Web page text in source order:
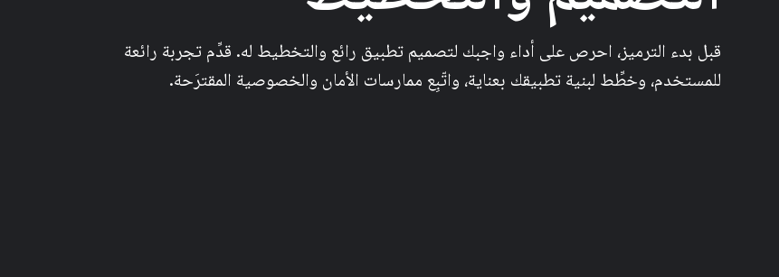
قبل بدء الترميز، احرص على أداء واجبك لتصميم تطبيق رائع والتخطيط له. قدِّم تجربة رائعة
للمستخدم، وخطِّط لبنية تطبيقك بعناية، واتّبِع ممارسات الأمان والخصوصية المقترَحة.